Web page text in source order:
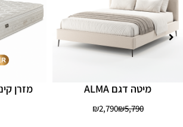
מיטה דגם ALMA
₪5,790
₪2,790
מזרן